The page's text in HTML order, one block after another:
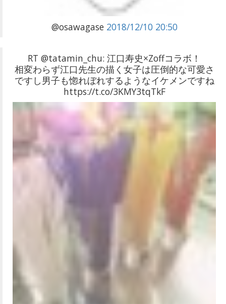
@osawagase 2018/12/10 20:50
RT @tatamin_chu: 江口寿史×Zoffコラボ！
相変わらず江口先生の描く女子は圧倒的な可愛さ
ですし男子も惚れぼれするようなイケメンですね
https://t.co/3KMY3tqTkF